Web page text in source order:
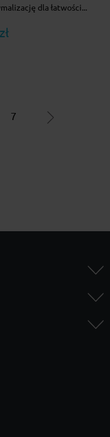
dla łatwości...
7